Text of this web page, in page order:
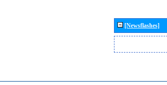
[Newsflashes]